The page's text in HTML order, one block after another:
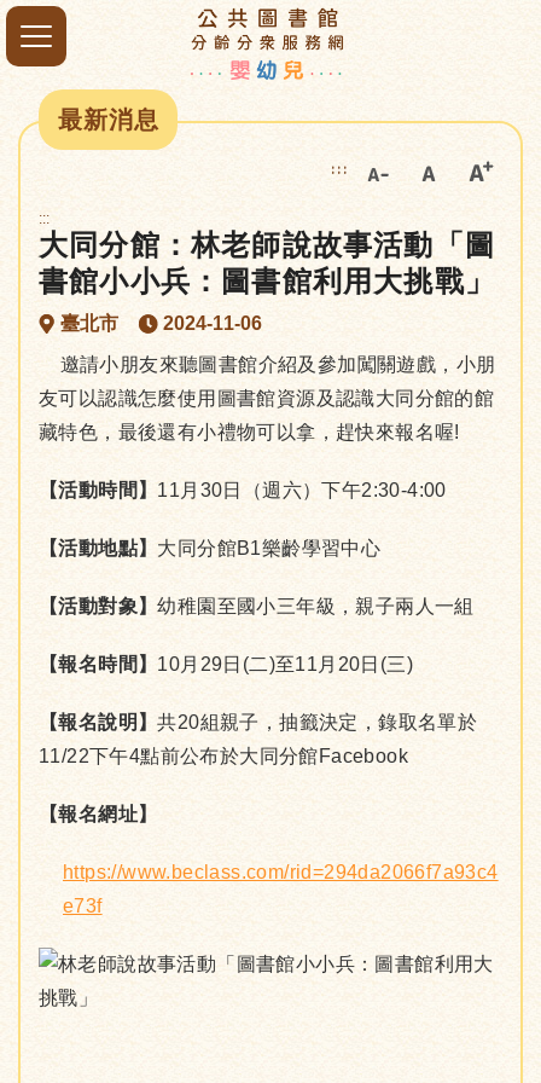
最新消息
:::
:::
大同分館：林老師說故事活動「圖
書館小小兵：圖書館利用大挑戰」
臺北市
2024-11-06
邀請小朋友來聽圖書館介紹及參加闖關遊戲，小朋
友可以認識怎麼使用圖書館資源及認識大同分館的館
藏特色，最後還有小禮物可以拿，趕快來報名喔!
【活動時間】 11月30日（週六）下午2:30-4:00
【活動地點】 大同分館B1樂齡學習中心
【活動對象】幼稚園至國小三年級，親子兩人一組
【報名時間】 10月29日(二)至11月20日(三)
【報名說明】共20組親子，抽籤決定，錄取名單於
11/22下午4點前公布於大同分館Facebook
【報名網址】
https://www.beclass.com/rid=294da2066f7a93c4
e73f